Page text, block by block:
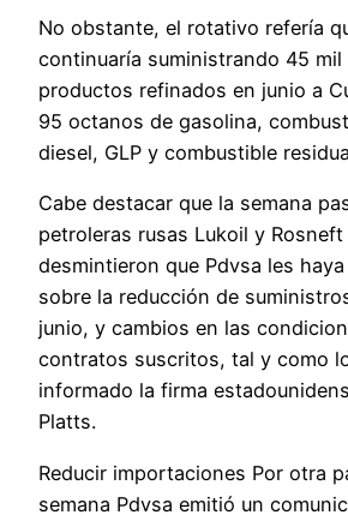
No obstante, el rotativo refería
continuaría suministrando 45
productos refinados en junio a
95 octanos de gasolina,
diesel, GLP y combustible
Cabe destacar que la semana
petroleras rusas Lukoil y
desmintieron que Pdvsa les
sobre la reducción de
junio, y cambios en las
contratos suscritos, tal y como
informado la firma
Platts.
Reducir importaciones Por otra
semana Pdvsa emitió un